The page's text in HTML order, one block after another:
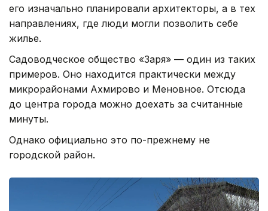
его изначально планировали архитекторы, а в тех
направлениях, где люди могли позволить себе
жилье.
Садоводческое общество «Заря» — один из таких
примеров. Оно находится практически между
микрорайонами Ахмирово и Меновное. Отсюда
до центра города можно доехать за считанные
минуты.
Однако официально это по-прежнему не
городской район.